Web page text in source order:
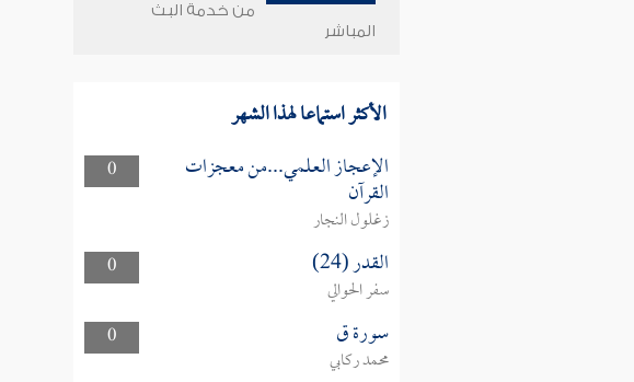
من خدمة البث
المباشر
الأكثر استماعا لهذا الشهر
0 الإعجاز العلمي...من معجزات
القرآن
زغلول النجار
0
القدر (24)
سفر الحوالي
0
سورة ق
محمد ركابي